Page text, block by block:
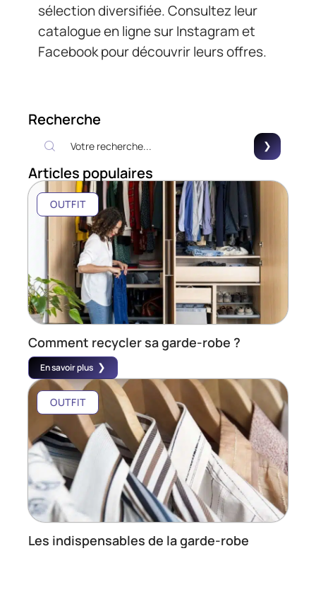
sélection diversifiée. Consultez leur
catalogue en ligne sur Instagram et
Facebook pour découvrir leurs offres.
Recherche
Articles populaires
OUTFIT
Comment recycler sa garde-robe ?
En savoir plus
OUTFIT
Les indispensables de la garde-robe